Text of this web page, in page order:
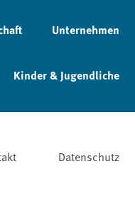
Unternehmen
Kinder & Jugendliche
Datenschutz